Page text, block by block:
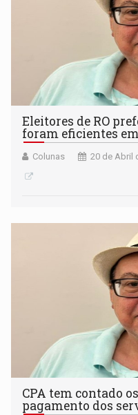
Eleitores de RO
foram eficientes
Colunas 20 de Abril
CPA tem contado
pagamento dos